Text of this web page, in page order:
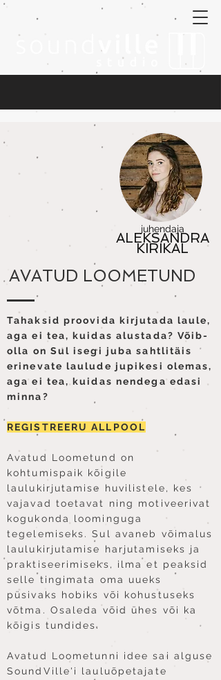
juhendaja
ALEKSANDRA
KIRIKAL
AVATUD LOOMETUND
Tahaksid proovida kirjutada laule,
aga ei tea, kuidas alustada? Võib-
olla on Sul isegi juba sahtlitäis
erinevate laulude jupikesi olemas,
aga ei tea, kuidas nendega edasi
minna?
REGISTREERU ALLPOOL
Avatud Loometund on
kohtumispaik kõigile
laulukirjutamise huvilistele, kes
vajavad toetavat ning motiveerivat
kogukonda loominguga
tegelemiseks. Sul avaneb võimalus
laulukirjutamise harjutamiseks ja
praktiseerimiseks, ilma et peaksid
selle tingimata oma uueks
püsivaks hobiks või kohustuseks
võtma. Osaleda võid ühes või ka
kõigis tundides.
Avatud Loometunni idee sai alguse
SoundVille'i lauluõpetajate